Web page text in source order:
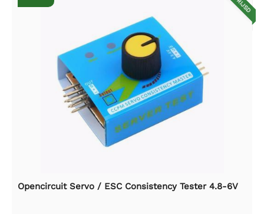
Opencircuit Servo / ESC Consistency Tester 4.8-6V